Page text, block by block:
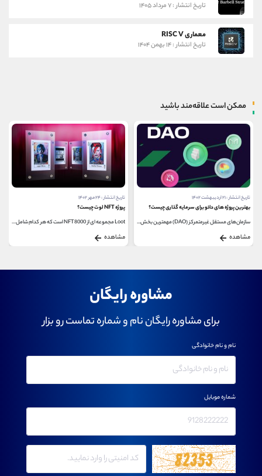
تاریخ انتشار : ۷ مرداد ۱۴۰۵
معماری RISC V
تاریخ انتشار : ۱۴ بهمن ۱۴۰۴
ممکن است علاقه‌مند باشید
تاریخ انتشار : ۲۱ اردیبهشت ۱۴۰۲
بهترین پروژه های دائو برای سرمایه گذاری چیست؟
سازمان‌های مستقل غیرمتمرکز (DAO) مهمترین بخش...
مشاهده
تاریخ انتشار : ۲۴ مهر ۱۴۰۲
پروژه NFT لوت چیست؟
Loot مجموعه ای از 8000 NFT است که هر کدام شامل لیستی...
مشاهده
مشاوره رایگان
برای مشاوره رایگان نام و شماره تماست رو بزار
نام و نام خانوادگی
شماره موبایل